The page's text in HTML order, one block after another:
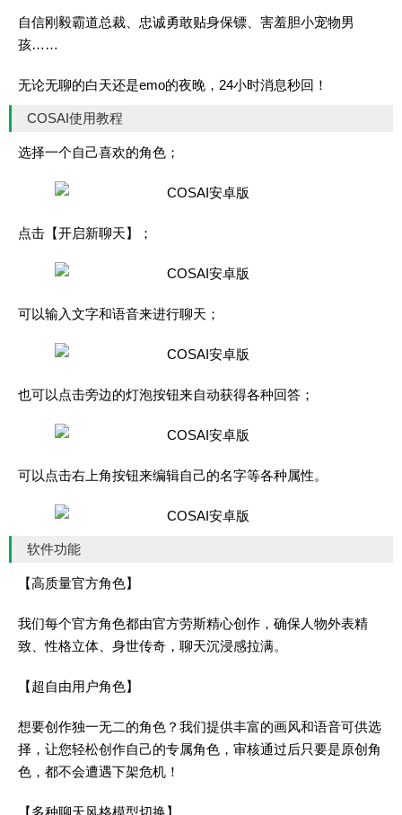
自信刚毅霸道总裁、忠诚勇敢贴身保镖、害羞胆小宠物男
孩……
无论无聊的白天还是emo的夜晚，24小时消息秒回！
COSAI使用教程
选择一个自己喜欢的角色；
点击【开启新聊天】；
可以输入文字和语音来进行聊天；
也可以点击旁边的灯泡按钮来自动获得各种回答；
可以点击右上角按钮来编辑自己的名字等各种属性。
软件功能
【高质量官方角色】
我们每个官方角色都由官方劳斯精心创作，确保人物外表精
致、性格立体、身世传奇，聊天沉浸感拉满。
【超自由用户角色】
想要创作独一无二的角色？我们提供丰富的画风和语音可供选
择，让您轻松创作自己的专属角色，审核通过后只要是原创角
色，都不会遭遇下架危机！